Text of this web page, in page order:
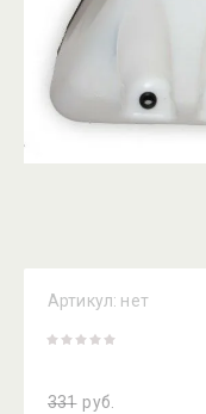
Артикул: нет
331 руб.